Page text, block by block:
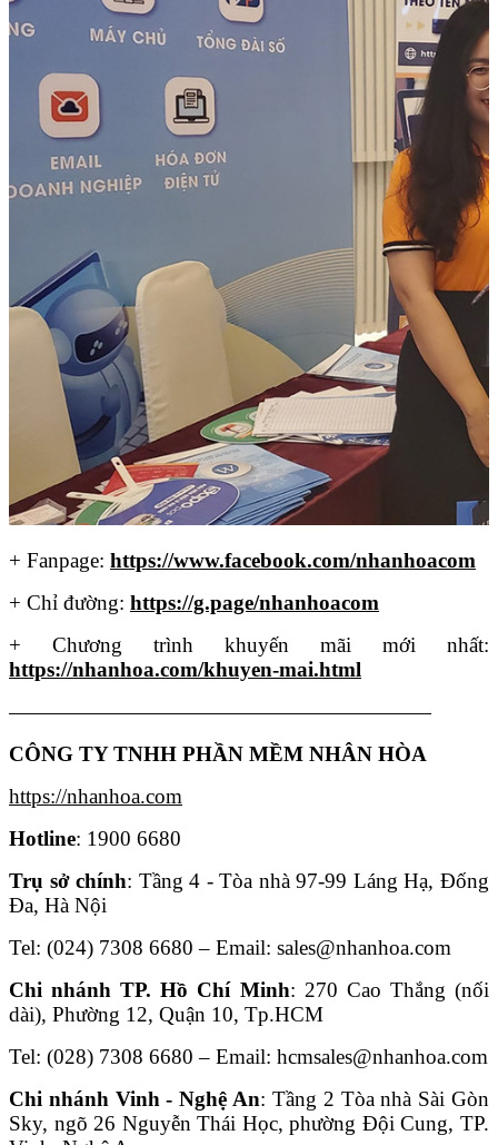
+ Fanpage: https://www.facebook.com/nhanhoacom
+ Chỉ đường: https://g.page/nhanhoacom
+ Chương trình khuyến mãi mới nhất:
https://nhanhoa.com/khuyen-mai.html
————————————————————
CÔNG TY TNHH PHẦN MỀM NHÂN HÒA
https://nhanhoa.com
Hotline: 1900 6680
Trụ sở chính: Tầng 4 - Tòa nhà 97-99 Láng Hạ, Đống
Đa, Hà Nội
Tel: (024) 7308 6680 – Email: sales@nhanhoa.com
Chi nhánh TP. Hồ Chí Minh: 270 Cao Thắng (nối
dài), Phường 12, Quận 10, Tp.HCM
Tel: (028) 7308 6680 – Email: hcmsales@nhanhoa.com
Chi nhánh Vinh - Nghệ An: Tầng 2 Tòa nhà Sài Gòn
Sky, ngõ 26 Nguyễn Thái Học, phường Đội Cung, TP.